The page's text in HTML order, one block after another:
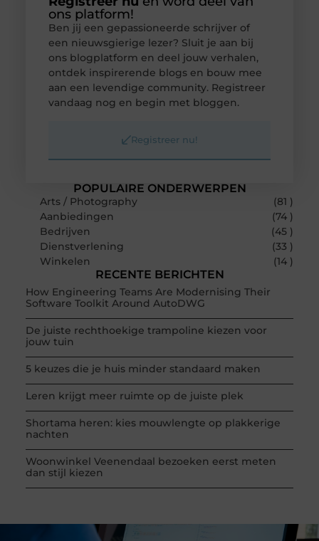
POPULAIRE ONDERWERPEN
Arts / Photography
(81 )
Aanbiedingen
(74 )
Bedrijven
(45 )
Dienstverlening
(33 )
Winkelen
(14 )
RECENTE BERICHTEN
How Engineering Teams Are Modernising Their
Software Toolkit Around AutoDWG
De juiste rechthoekige trampoline kiezen voor
jouw tuin
5 keuzes die je huis minder standaard maken
Leren krijgt meer ruimte op de juiste plek
Shortama heren: kies mouwlengte op plakkerige
nachten
Woonwinkel Veenendaal bezoeken eerst meten
dan stijl kiezen
ons platform!
Ben jij een gepassioneerde schrijver of
een nieuwsgierige lezer? Sluit je aan bij
ons blogplatform en deel jouw verhalen,
ontdek inspirerende blogs en bouw mee
aan een levendige community. Registreer
vandaag nog en begin met bloggen.
Registreer nu!